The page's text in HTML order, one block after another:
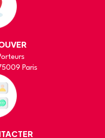
Paris